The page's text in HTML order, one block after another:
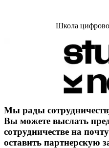
Школа
Мы рады
Вы можете выслать
сотрудничестве на
оставить партнерскую